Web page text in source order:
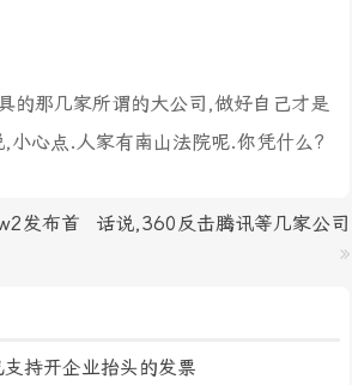
的那几家所谓的大公司,做好自己才是
小心点.人家有南山法院呢.你凭什么?
发布首
话说,360反击腾讯等几家公司
»
持开企业抬头的发票